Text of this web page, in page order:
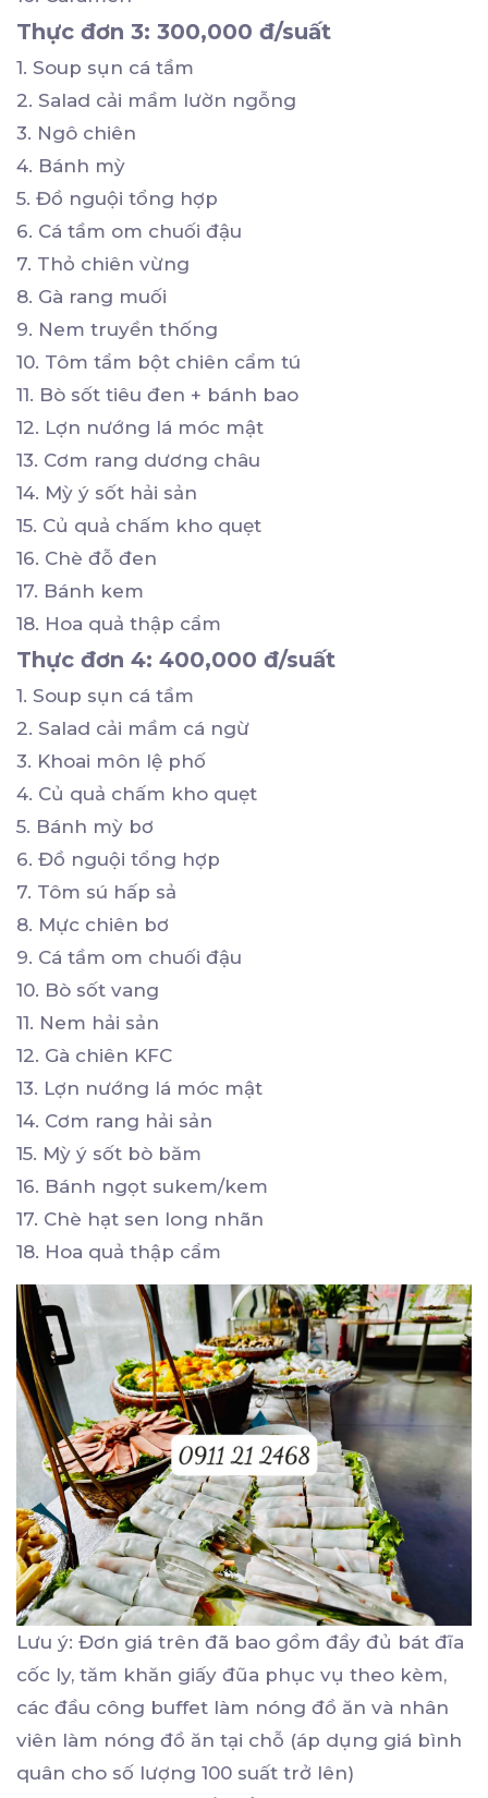
Thực đơn 3: 300,000 đ/suất
1. Soup sụn cá tầm
2. Salad cải mầm lườn ngỗng
3. Ngô chiên
4. Bánh mỳ
5. Đồ nguội tổng hợp
6. Cá tầm om chuối đậu
7. Thỏ chiên vừng
8. Gà rang muối
9. Nem truyền thống
10. Tôm tẩm bột chiên cẩm tú
11. Bò sốt tiêu đen + bánh bao
12. Lợn nướng lá móc mật
13. Cơm rang dương châu
14. Mỳ ý sốt hải sản
15. Củ quả chấm kho quẹt
16. Chè đỗ đen
17. Bánh kem
18. Hoa quả thập cẩm
Thực đơn 4: 400,000 đ/suất
1. Soup sụn cá tầm
2. Salad cải mầm cá ngừ
3. Khoai môn lệ phố
4. Củ quả chấm kho quẹt
5. Bánh mỳ bơ
6. Đồ nguội tổng hợp
7. Tôm sú hấp sả
8. Mực chiên bơ
9. Cá tầm om chuối đậu
10. Bò sốt vang
11. Nem hải sản
12. Gà chiên KFC
13. Lợn nướng lá móc mật
14. Cơm rang hải sản
15. Mỳ ý sốt bò băm
16. Bánh ngọt sukem/kem
17. Chè hạt sen long nhãn
18. Hoa quả thập cẩm
Lưu ý: Đơn giá trên đã bao gồm đầy đủ bát đĩa
cốc ly, tăm khăn giấy đũa phục vụ theo kèm,
các đầu công buffet làm nóng đồ ăn và nhân
viên làm nóng đồ ăn tại chỗ (áp dụng giá bình
quân cho số lượng 100 suất trở lên)